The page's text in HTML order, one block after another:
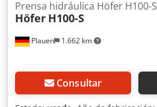
Plauen 1.662 km
Prensa hidráulica Höfer H100-S
Höfer H100-S
Consultar